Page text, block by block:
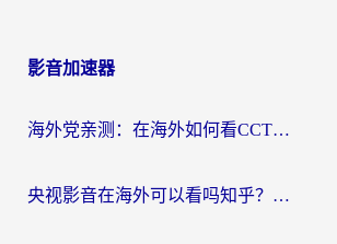
影音加速器
海外党亲测：在海外如何看CCTV？告别“仅限大陆播放”的实用指南
央视影音在海外可以看吗知乎？留学生亲测：3步解决地域限制+追剧自由